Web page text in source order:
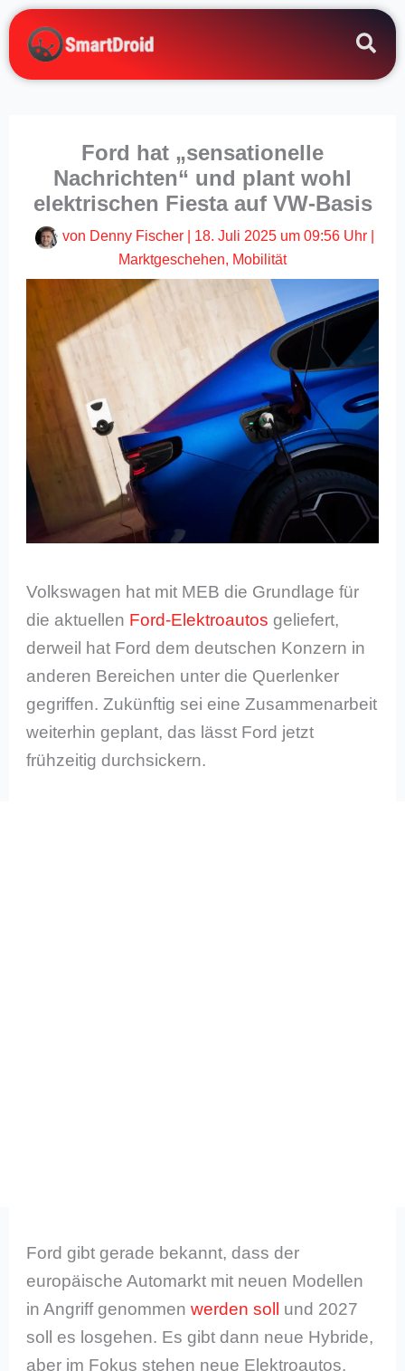
Zum
Inhalt
springen
Ford hat „sensationelle
Nachrichten“ und plant wohl
elektrischen Fiesta auf VW-Basis
von Denny Fischer 18. Juli 2025 um 09:56 Uhr
Marktgeschehen, Mobilität
Volkswagen hat mit MEB die Grundlage für
die aktuellen Ford-Elektroautos geliefert,
derweil hat Ford dem deutschen Konzern in
anderen Bereichen unter die Querlenker
gegriffen. Zukünftig sei eine Zusammenarbeit
weiterhin geplant, das lässt Ford jetzt
frühzeitig durchsickern.
Ford gibt gerade bekannt, dass der
europäische Automarkt mit neuen Modellen
in Angriff genommenwerden soll
und 2027
soll es losgehen. Es gibt dann neue Hybride,
aber im Fokus stehen neue Elektroautos.